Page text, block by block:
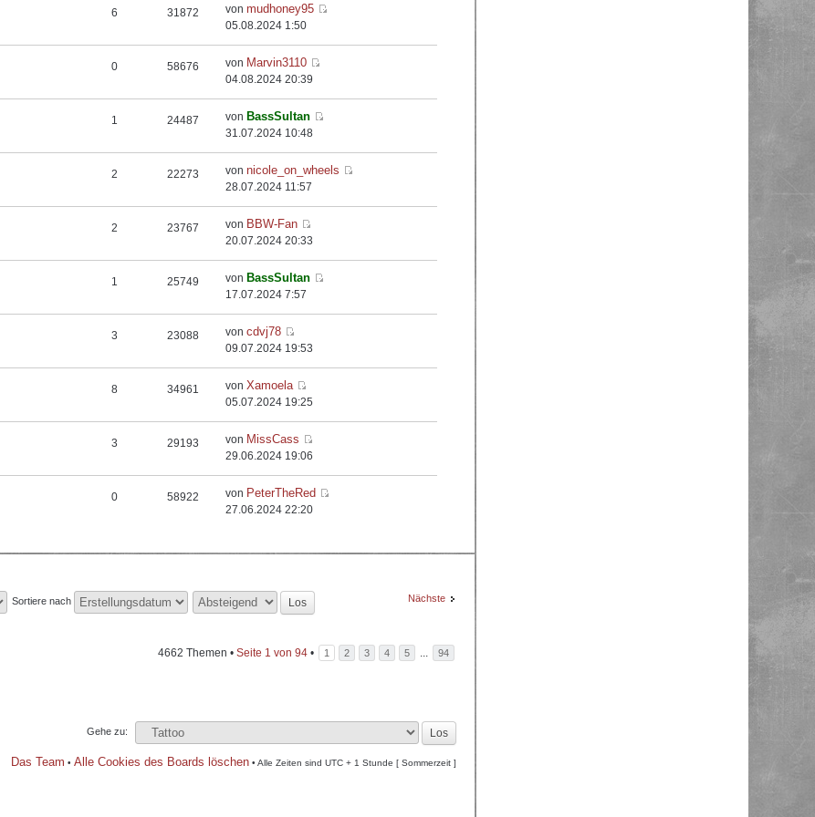
6 31872 vonmudhoney95
05.08.2024 1:50
0 58676 von Marvin3110
04.08.2024 20:39
1 24487 von BassSultan
31.07.2024 10:48
2 22273 vonnicole_on_wheels
28.07.2024 11:57
2 23767 von BBW-Fan
20.07.2024 20:33
1 25749 von BassSultan
17.07.2024 7:57
3 23088 voncdvj78
09.07.2024 19:53
8 34961 vonXamoela
05.07.2024 19:25
3 29193 von MissCass
29.06.2024 19:06
0 58922 von PeterTheRed
27.06.2024 22:20
Nächste
Sortiere nach
4662 Themen • Seite 1 von 94 • 1 2 3 4 5 ... 94
Gehe zu:
Das Team • Alle Cookies des Boards löschen • Alle Zeiten sind UTC + 1 Stunde [ Sommerzeit ]